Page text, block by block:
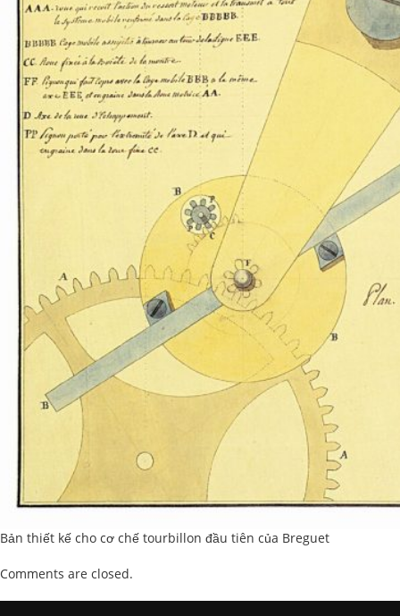
Bản thiết kế cho cơ chế tourbillon đầu tiên của Breguet
Comments are closed.